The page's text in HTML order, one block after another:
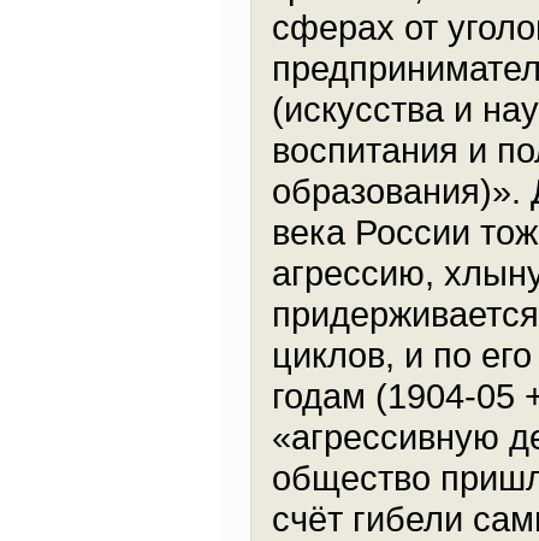
сферах от
(искусства и
воспитания и
образования)».
века России
агрессию,
циклов, и по
годам (1904-05
«агрессивную
общество
счёт гибели